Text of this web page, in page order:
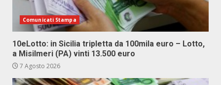
Comunicati Stampa
10eLotto: in Sicilia tripletta da 100mila euro – Lotto,
a Misilmeri (PA) vinti 13.500 euro
7 Agosto 2026